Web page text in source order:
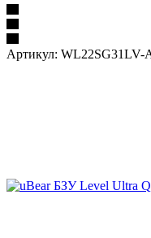
Артикул: WL22SG31LV-